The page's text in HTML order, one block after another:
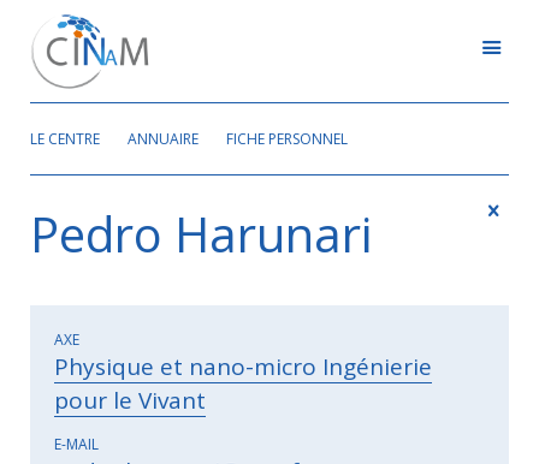
LE CENTRE ANNUAIRE FICHE PERSONNEL
Pedro Harunari
AXE
Physique et nano-micro Ingénierie
pour le Vivant
E-MAIL